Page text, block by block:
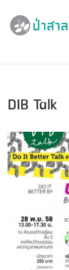
DIB Talk